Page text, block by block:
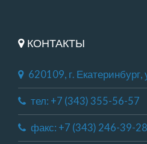
КОНТАКТЫ
620109, г. Екатеринбург,
тел: +7 (343) 355-56-57
факс: +7 (343) 246-39-28